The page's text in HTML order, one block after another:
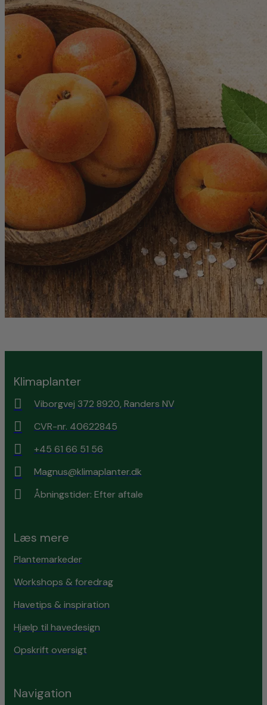
Klimaplanter
Viborgvej 372 8920, Randers NV
CVR-nr. 40622845
+45 61 66 51 56
Magnus@klimaplanter.dk
Åbningstider: Efter aftale
Læs mere
Plantemarkeder
Workshops & foredrag
Havetips & inspiration
Hjælp til havedesign
Opskrift oversigt
Navigation